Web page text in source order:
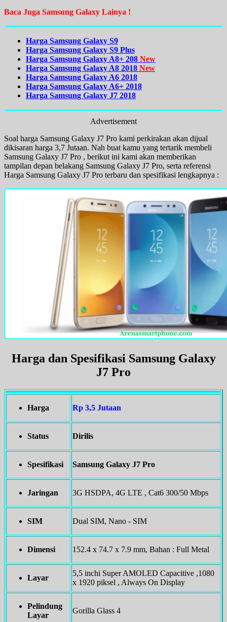
Baca Juga Samsung Galaxy Lainya !
Harga Samsung Galaxy S9
Harga Samsung Galaxy S9 Plus
Harga Samsung Galaxy A8+ 208 New
Harga Samsung Galaxy A8 2018 New
Harga Samsung Galaxy A6 2018
Harga Samsung Galaxy A6+ 2018
Harga Samsung Galaxy J7 2018
Advertisement
Soal harga Samsung Galaxy J7 Pro kami perkirakan akan dijual
dikisaran harga 3,7 Jutaan. Nah buat kamu yang tertarik membeli
Samsung Galaxy J7 Pro , berikut ini kami akan memberikan
tampilan depan belakang Samsung Galaxy J7 Pro, serta referensi
Harga Samsung Galaxy J7 Pro terbaru dan spesifikasi lengkapnya :
Harga dan Spesifikasi Samsung Galaxy
J7 Pro
Harga Rp 3,5 Jutaan
Status Dirilis
Spesifikasi Samsung Galaxy J7 Pro
Jaringan 3G HSDPA, 4G LTE , Cat6 300/50 Mbps
SIM Dual SIM, Nano - SIM
Dimensi 152.4 x 74.7 x 7.9 mm, Bahan : Full Metal
Layar
5,5 inchi Super AMOLED Capacitive ,1080
x 1920 piksel , Always On Display
Pelindung
Layar
Gorilla Glass 4